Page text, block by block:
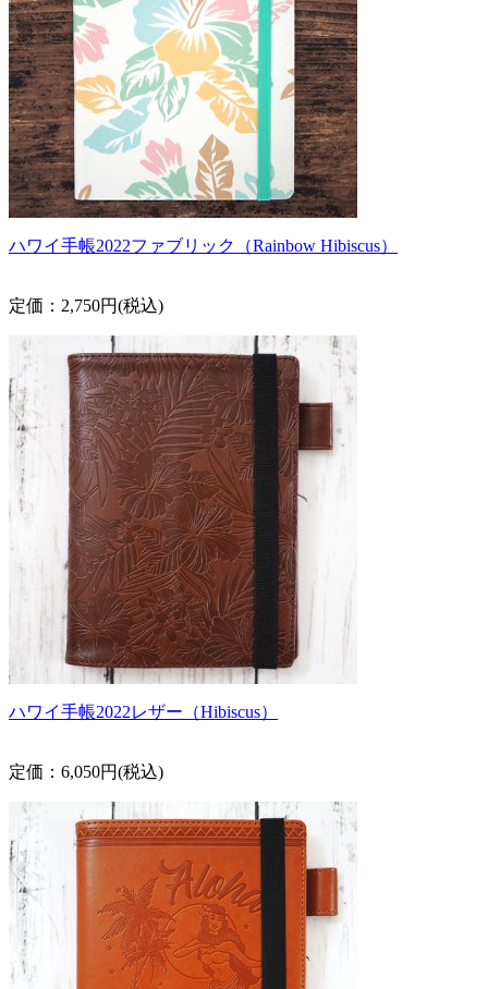
ハワイ手帳2022ファブリック（Rainbow Hibiscus）
定価：2,750円(税込)
ハワイ手帳2022レザー（Hibiscus）
定価：6,050円(税込)